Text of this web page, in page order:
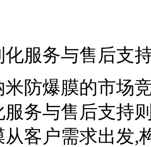
化服务与售后支
防爆膜的市场
务与售后支持
从客户需求出发,